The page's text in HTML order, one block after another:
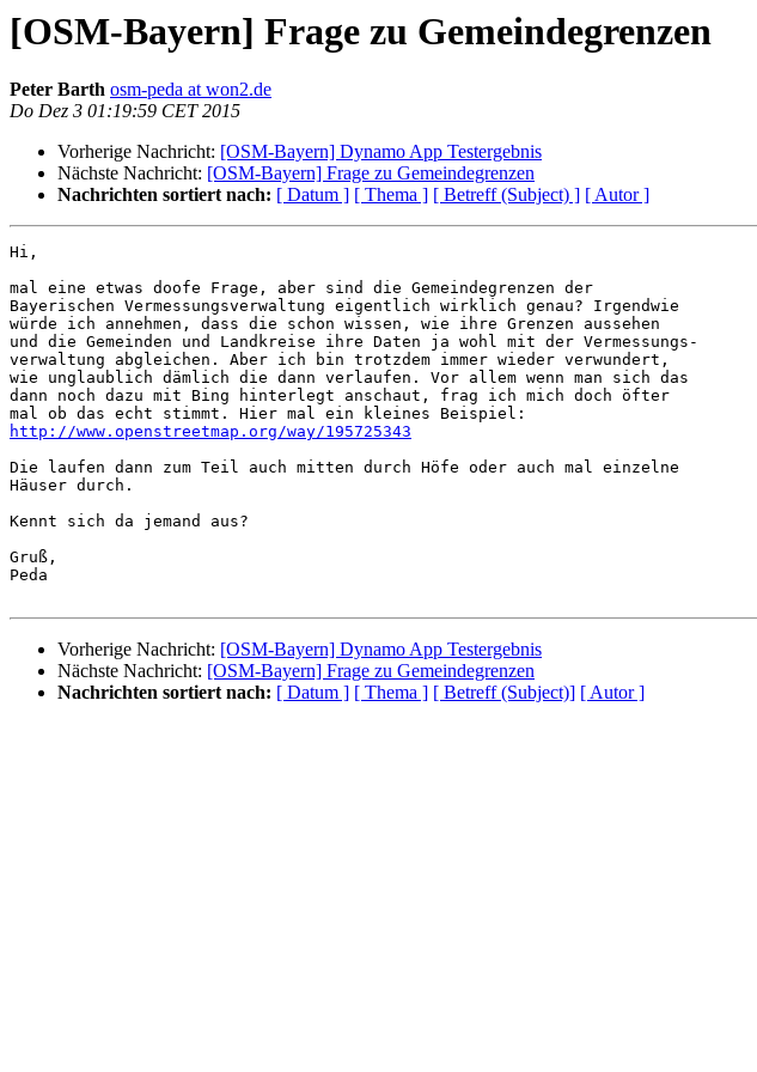
[OSM-Bayern] Frage zu Gemeindegrenzen
Peter Barth osm-peda at won2.de
Do Dez 3 01:19:59 CET 2015
Vorherige Nachricht: [OSM-Bayern] Dynamo App Testergebnis
Nächste Nachricht: [OSM-Bayern] Frage zu Gemeindegrenzen
Nachrichten sortiert nach: [ Datum ] [ Thema ] [ Betreff (Subject) ] [ Autor ]
Hi,
mal eine etwas doofe Frage, aber sind die Gemeindegrenzen der
Bayerischen Vermessungsverwaltung eigentlich wirklich genau? Irgendwie
würde ich annehmen, dass die schon wissen, wie ihre Grenzen aussehen
und die Gemeinden und Landkreise ihre Daten ja wohl mit der Vermessungs-
verwaltung abgleichen. Aber ich bin trotzdem immer wieder verwundert,
wie unglaublich dämlich die dann verlaufen. Vor allem wenn man sich das
dann noch dazu mit Bing hinterlegt anschaut, frag ich mich doch öfter
http://www.openstreetmap.org/way/195725343
Die laufen dann zum Teil auch mitten durch Höfe oder auch mal einzelne
Häuser durch.
Kennt sich da jemand aus?
Gruß,
Peda
Vorherige Nachricht: [OSM-Bayern] Dynamo App Testergebnis
Nächste Nachricht: [OSM-Bayern] Frage zu Gemeindegrenzen
Nachrichten sortiert nach: [ Datum ] [ Thema ] [ Betreff (Subject)] [ Autor ]